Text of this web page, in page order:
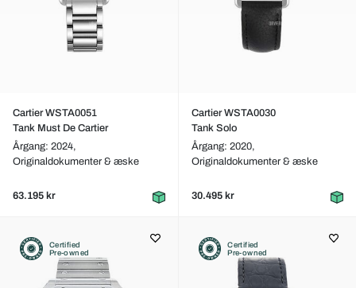
Cartier WSTA0051
Tank Must De Cartier
Årgang: 2024,
Originaldokumenter & æske
63.195 kr
Cartier WSTA0030
Tank Solo
Årgang: 2020,
Originaldokumenter & æske
30.495 kr
Certified
Pre-owned
Certified
Pre-owned